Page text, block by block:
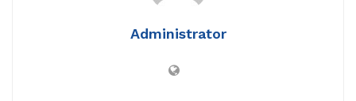
Administrator